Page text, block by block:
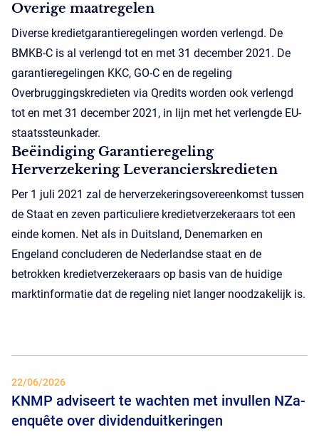
Overige maatregelen
Diverse kredietgarantieregelingen worden verlengd. De
BMKB-C is al verlengd tot en met 31 december 2021. De
garantieregelingen KKC, GO-C en de regeling
Overbruggingskredieten via Qredits worden ook verlengd
tot en met 31 december 2021, in lijn met het verlengde EU-
staatssteunkader.
Beëindiging Garantieregeling
Herverzekering Leverancierskredieten
Per 1 juli 2021 zal de herverzekeringsovereenkomst tussen
de Staat en zeven particuliere kredietverzekeraars tot een
einde komen. Net als in Duitsland, Denemarken en
Engeland concluderen de Nederlandse staat en de
betrokken kredietverzekeraars op basis van de huidige
marktinformatie dat de regeling niet langer noodzakelijk is.
22/06/2026
KNMP adviseert te wachten met invullen NZa-
enquête over dividenduitkeringen